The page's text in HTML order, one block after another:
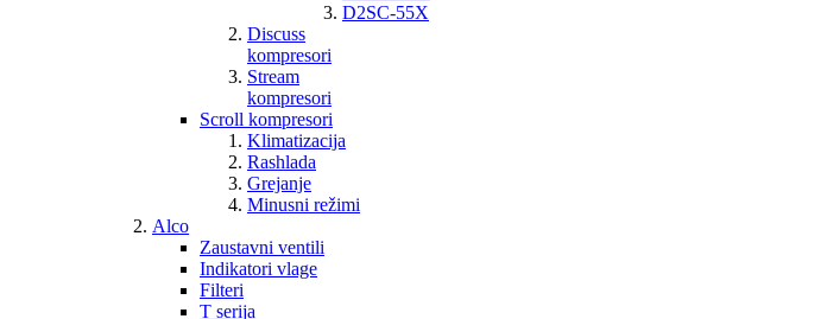
D2SC-55X
Discuss
kompresori
Stream
kompresori
Scroll kompresori
Klimatizacija
Rashlada
Grejanje
Minusni režimi
Alco
Zaustavni ventili
Indikatori vlage
Filteri
T serija